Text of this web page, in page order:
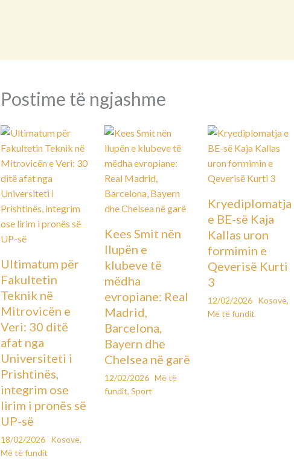
Postime të ngjashme
Ultimatum për
Fakultetin
Teknik në
Mitrovicën e
Veri: 30 ditë
afat nga
Universiteti i
Prishtinës,
integrim ose
lirim i pronës së
UP-së
18/02/2026 Kosovë,
Më të fundit
Kees Smit nën
llupën e
klubeve të
mëdha
evropiane: Real
Madrid,
Barcelona,
Bayern dhe
Chelsea në garë
12/02/2026 Më të
fundit, Sport
Kryediplomatja
e BE-së Kaja
Kallas uron
formimin e
Qeverisë Kurti
3
12/02/2026 Kosovë,
Më të fundit